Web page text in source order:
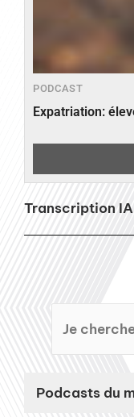
PODCAST
Expatriation:
Transcription
Podcasts du